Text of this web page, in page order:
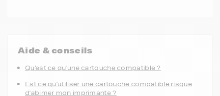
Aide & conseils
Qu'est ce qu'une cartouche compatible ?
Est ce qu'utiliser une cartouche compatible risque
d'abimer mon imprimante ?